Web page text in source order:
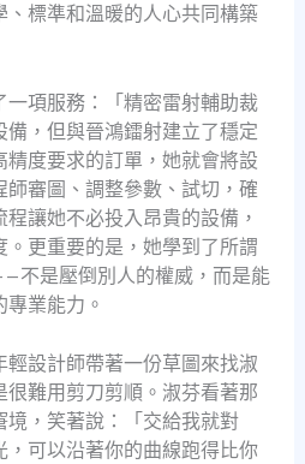
標準和溫暖的人心共同構築
項服務：「精密雷射輔助裁
，但與晉鴻鐳射建立了穩定
度要求的訂單，她就會將設
審圖、調整參數、試切，確
讓她不必投入昂貴的設備，
更重要的是，她學到了所謂
不是壓倒別人的權威，而是能
業能力。
設計師帶著一份草圖來找淑
難用剪刀剪順。淑芬看著那
，笑著說：「交給我就對
可以沿著你的曲線跑得比你